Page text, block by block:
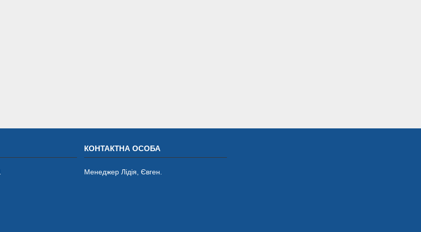
Менеджер Лідія, Євген.